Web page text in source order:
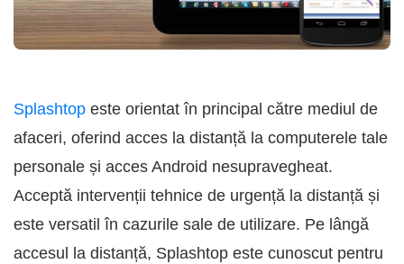
Splashtop este orientat în principal către mediul de
afaceri, oferind acces la distanță la computerele tale
personale și acces Android nesupravegheat.
Acceptă intervenții tehnice de urgență la distanță și
este versatil în cazurile sale de utilizare. Pe lângă
accesul la distanță, Splashtop este cunoscut pentru